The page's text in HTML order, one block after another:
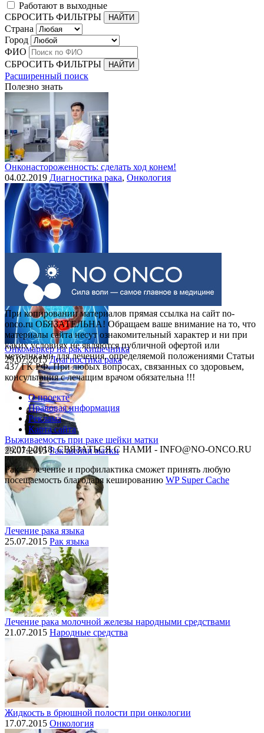
Работают в выходные
СБРОСИТЬ ФИЛЬТРЫ
Страна
Город
ФИО
СБРОСИТЬ ФИЛЬТРЫ
Расширенный поиск
Полезно знать
Онконастороженность: сделать ход конем!
04.02.2019 Диагностика рака, Онкология
Выделения при раке шейки матки
30.07.2015 Рак шейки матки
Онкомаркер на рак кишечника
29.07.2015 Диагностика рака
Выживаемость при раке шейки матки
29.07.2015 Рак шейки матки
Лечение рака языка
25.07.2015 Рак языка
Лечение рака молочной железы народными средствами
21.07.2015 Народные средства
Жидкость в брюшной полости при онкологии
17.07.2015 Онкология
При копировании материалов прямая ссылка на сайт no-
onco.ru ОБЯЗАТЕЛЬНА! Обращаем ваше внимание на то, что
материалы сайта несут ознакомительный характер и ни при
каких условиях не являются публичной офертой или
методиками для лечения, определяемой положениями Статьи
437 ГК РФ. При любых вопросах, связанных со здоровьем,
консультация с лечащим врачом обязательна !!!
О проекте
Правовая информация
Реклама
Карта сайта
©2014-2018, СВЯЗАТЬСЯ С НАМИ - INFO@NO-ONCO.RU
Рак — лечение и профилактика cможет принять любую
посещаемость благодаря кешированию WP Super Cache